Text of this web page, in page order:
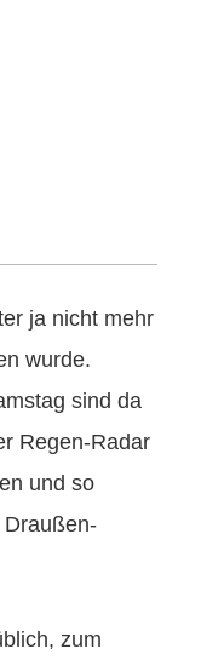
ja nicht mehr
wurde.
sind da
Regen-Radar
und so
Draußen-
zum